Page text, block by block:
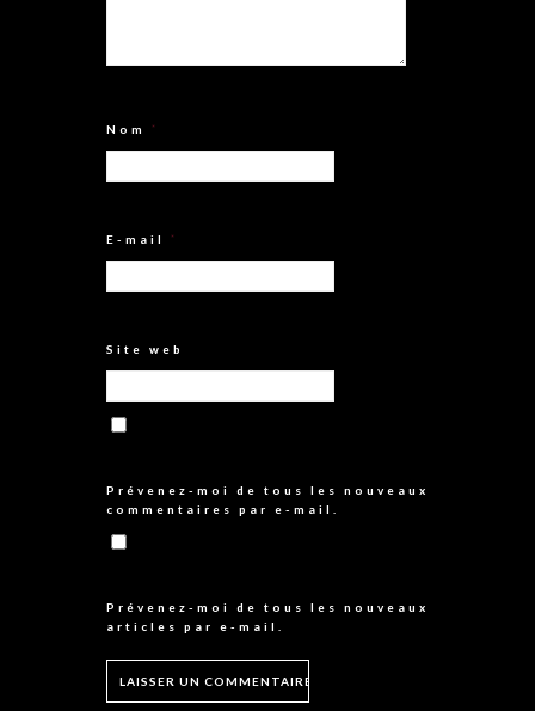
Nom *
E-mail *
Site web
Prévenez-moi de tous les nouveaux
commentaires par e-mail.
Prévenez-moi de tous les nouveaux
articles par e-mail.